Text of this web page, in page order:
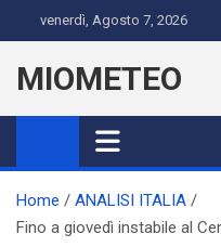
to
content
venerdì, Agosto 7, 2026
MIOMETEO
Home
ANALISI ITALIA
Fino a giovedì instabile al